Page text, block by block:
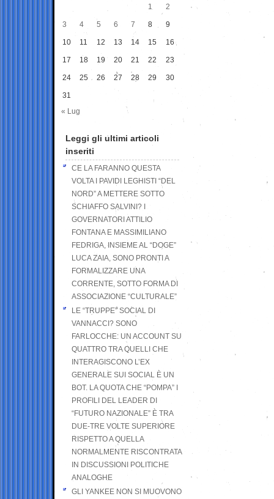
1
2
3 4 5 6 7 8 9
10 11 12 13 14 15 16
17 18 19 20 21 22 23
24 25 26 27 28 29 30
31
« Lug
Leggi gli ultimi articoli
inseriti
CE LA FARANNO QUESTA
VOLTA I PAVIDI LEGHISTI “DEL
NORD” A METTERE SOTTO
SCHIAFFO SALVINI? I
GOVERNATORI ATTILIO
FONTANA E MASSIMILIANO
FEDRIGA, INSIEME AL “DOGE”
LUCA ZAIA, SONO PRONTI A
FORMALIZZARE UNA
CORRENTE, SOTTO FORMA DI
ASSOCIAZIONE “CULTURALE”
LE “TRUPPE” SOCIAL DI
VANNACCI? SONO
FARLOCCHE: UN ACCOUNT SU
QUATTRO TRA QUELLI CHE
INTERAGISCONO L’EX
GENERALE SUI SOCIAL È UN
BOT. LA QUOTA CHE “POMPA” I
PROFILI DEL LEADER DI
“FUTURO NAZIONALE” È TRA
DUE-TRE VOLTE SUPERIORE
RISPETTO A QUELLA
NORMALMENTE RISCONTRATA
IN DISCUSSIONI POLITICHE
ANALOGHE
GLI YANKEE NON SI MUOVONO